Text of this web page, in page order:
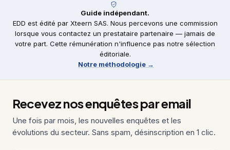
Guide indépendant.
EDD est édité par Xteern SAS. Nous percevons une commission
lorsque vous contactez un prestataire partenaire — jamais de
votre part. Cette rémunération n'influence pas notre sélection
éditoriale.
Notre méthodologie →
Recevez nos enquêtes par email
Une fois par mois, les nouvelles enquêtes et les
évolutions du secteur. Sans spam, désinscription en 1 clic.